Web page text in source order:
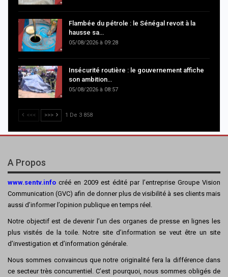
Flambée du pétrole : le Sénégal revoit à la
hausse sa…
05/08/2026 à 09:28
Insécurité routière : le gouvernement affiche
son ambition…
05/08/2026 à 08:57
<<< >>> 1 De 3 858
A Propos
www.sentv.info créé en 2009 est édité par l’entreprise Groupe Vision
Communication (GVC) afin de donner plus de visibilité à ses clients mais
aussi d’informer l’opinion publique en temps réel.
Notre objectif est de devenir l’un des organes de presse en lignes les
plus visités de la toile. Notre site d’information se veut être un site
d’investigation et d’information générale.
Nous sommes convaincus que notre originalité fera la différence dans
ce secteur très concurrentiel. C’est pourquoi, nous sommes obligés de